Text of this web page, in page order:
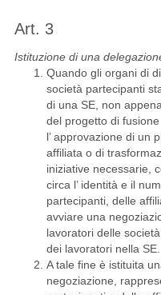
Art. 3
Istituzione di una
Quando gli organi di
società partecipanti
di una SE, non
del progetto di
l’ approvazione di un
affiliata o di
iniziative necessarie,
circa l’ identità e il
partecipanti, delle
avviare una
lavoratori delle
dei lavoratori nella SE.
A tale fine è istituita
negoziazione,